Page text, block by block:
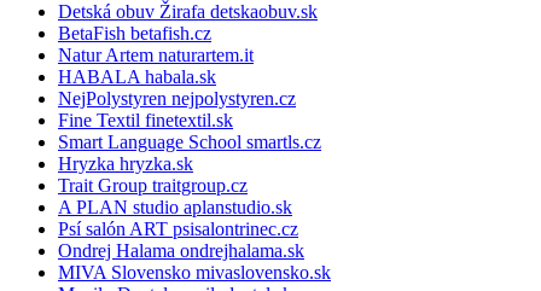
Detská obuv Žirafa detskaobuv.sk
BetaFish betafish.cz
Natur Artem naturartem.it
HABALA habala.sk
NejPolystyren nejpolystyren.cz
Fine Textil finetextil.sk
Smart Language School smartls.cz
Hryzka hryzka.sk
Trait Group traitgroup.cz
A PLAN studio aplanstudio.sk
Psí salón ART psisalontrinec.cz
Ondrej Halama ondrejhalama.sk
MIVA Slovensko mivaslovensko.sk